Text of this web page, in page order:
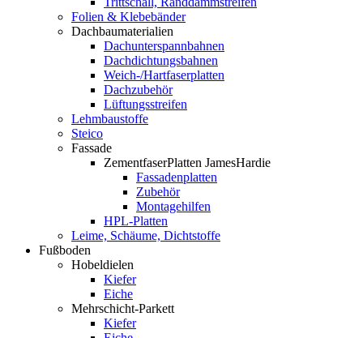
Folien & Klebebänder
Dachbaumaterialien
Dachunterspannbahnen
Dachdichtungsbahnen
Weich-/Hartfaserplatten
Dachzubehör
Lüftungsstreifen
Lehmbaustoffe
Steico
Fassade
ZementfaserPlatten JamesHardie
Fassadenplatten
Zubehör
Montagehilfen
HPL-Platten
Leime, Schäume, Dichtstoffe
Fußboden
Hobeldielen
Kiefer
Eiche
Mehrschicht-Parkett
Kiefer